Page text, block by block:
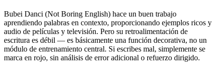
Bubei Danci (Not Boring English) hace un buen trabajo
aprendiendo palabras en contexto, proporcionando ejemplos ricos y
audio de películas y televisión. Pero su retroalimentación de
escritura es débil — es básicamente una función decorativa, no un
módulo de entrenamiento central. Si escribes mal, simplemente se
marca en rojo, sin análisis de error adicional o refuerzo dirigido.